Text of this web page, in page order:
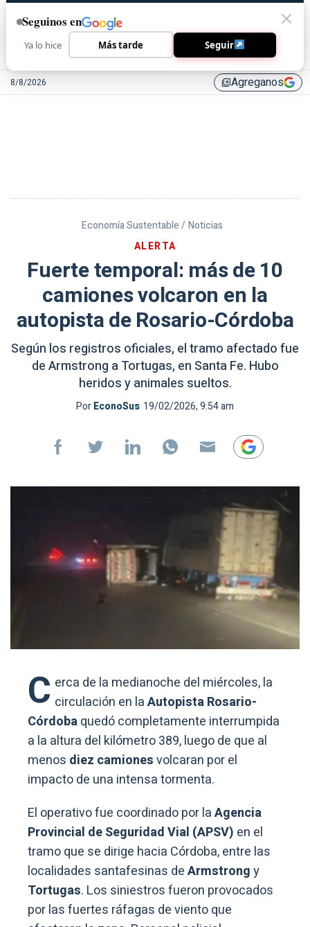
8/8/2026 library_addAgreganos
Economía Sustentable / Noticias
ALERTA
Fuerte temporal: más de 10
camiones volcaron en la
autopista de Rosario-Córdoba
Según los registros oficiales, el tramo afectado fue
de Armstrong a Tortugas, en Santa Fe. Hubo
heridos y animales sueltos.
PorEconoSus 19/02/2026, 9:54 am
C erca de la medianoche del miércoles, la
circulación en laAutopista Rosario-
Córdobaquedó completamente interrumpida
a la altura del kilómetro 389, luego de que al
menos diez camionesvolcaran por el
impacto de una intensa tormenta.
El operativo fue coordinado por laAgencia
Provincial de Seguridad Vial (APSV) en el
tramo que se dirige hacia Córdoba, entre las
localidades santafesinas deArmstrongy
Tortugas. Los siniestros fueron provocados
por las fuertes ráfagas de viento que
Seguinos en
Ya lo hice Más tarde Seguir